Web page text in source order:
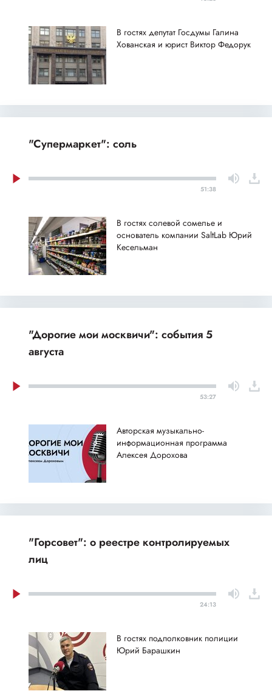
В гостях депутат Госдумы Галина
Хованская и юрист Виктор Федорук
"Супермаркет": соль
51:38
В гостях солевой сомелье и
основатель компании SaltLab Юрий
Кесельман
"Дорогие мои москвичи": события 5
августа
53:27
Авторская музыкально-
информационная программа
Алексея Дорохова
"Горсовет": о реестре контролируемых
лиц
24:13
В гостях подполковник полиции
Юрий Барашкин